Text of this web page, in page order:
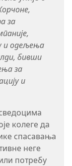
за
и одељења
бивши
за
и
колеге да
спасавања
неге
потребу